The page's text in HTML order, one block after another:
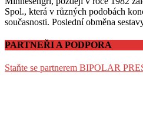
Spol., která v různých podobách
současnosti. Poslední obměna
PARTNEŘI A PODPORA
Staňte se partnerem BIPOLAR